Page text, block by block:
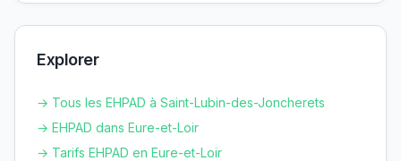
Explorer
→ Tous les EHPAD à Saint-Lubin-des-Joncherets
→ EHPAD dans Eure-et-Loir
→ Tarifs EHPAD en Eure-et-Loir